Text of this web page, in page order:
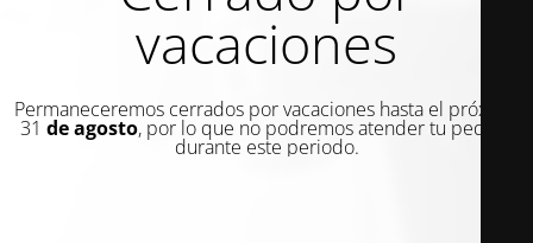
vacaciones
Permaneceremos cerrados por vacaciones hasta el próximo
31 de agosto, por lo que no podremos atender tu pedido
durante este periodo.